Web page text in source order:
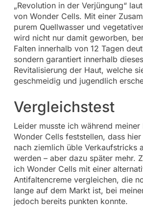
„Revolution in der Verjüngung“
von Wonder Cells. Mit einer
purem Quellwasser und
wird nicht nur damit geworben,
Falten innerhalb von 12 Tagen
sondern garantiert innerhalb
Revitalisierung der Haut, welche
geschmeidig und jugendlich
Vergleichstest
Leider musste ich während meiner
Wonder Cells feststellen, dass
nach ziemlich üble Verkaufstricks
werden – aber dazu später mehr.
ich Wonder Cells mit einer
Antifaltencreme vergleichen, die
lange auf dem Markt ist, bei
jedoch bereits punkten konnte.